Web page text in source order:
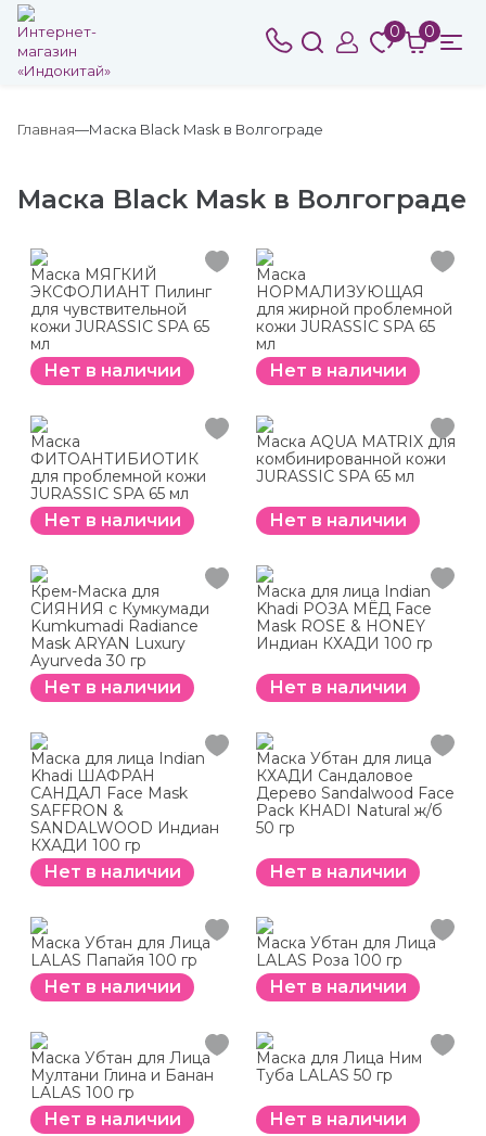
0 0
Главная Маска Black Mask в Волгограде
Маска Black Mask в Волгограде
Маска МЯГКИЙ
ЭКСФОЛИАНТ Пилинг
для чувствительной
кожи JURASSIC SPA 65
мл
Нет в наличии
Маска
НОРМАЛИЗУЮЩАЯ
для жирной проблемной
кожи JURASSIC SPA 65
мл
Нет в наличии
Маска
ФИТОАНТИБИОТИК
для проблемной кожи
JURASSIC SPA 65 мл
Нет в наличии
Маска AQUA MATRIX для
комбинированной кожи
JURASSIC SPA 65 мл
Нет в наличии
Крем-Маска для
СИЯНИЯ с Кумкумади
Kumkumadi Radiance
Mask ARYAN Luxury
Ayurveda 30 гр
Нет в наличии
Маска для лица Indian
Khadi РОЗА МЁД Face
Mask ROSE & HONEY
Индиан КХАДИ 100 гр
Нет в наличии
Маска для лица Indian
Khadi ШАФРАН
САНДАЛ Face Mask
SAFFRON &
SANDALWOOD Индиан
КХАДИ 100 гр
Нет в наличии
Маска Убтан для лица
КХАДИ Сандаловое
Дерево Sandalwood Face
Pack KHADI Natural ж/б
50 гр
Нет в наличии
Маска Убтан для Лица
LALAS Папайя 100 гр
Нет в наличии
Маска Убтан для Лица
LALAS Роза 100 гр
Нет в наличии
Маска Убтан для Лица
Мултани Глина и Банан
LALAS 100 гр
Нет в наличии
Маска для Лица Ним
Туба LALAS 50 гр
Нет в наличии